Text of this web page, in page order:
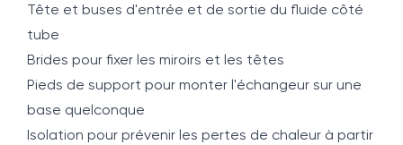
Tête et buses d'entrée et de sortie du fluide côté
tube
Brides pour fixer les miroirs et les têtes
Pieds de support pour monter l'échangeur sur une
base quelconque
Isolation pour prévenir les pertes de chaleur à partir